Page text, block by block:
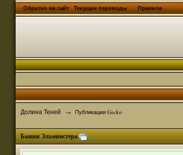
Обратно на сайт Текущие переводы Правила
Долина Теней → Публикации Gecko
Башня Эльминстера